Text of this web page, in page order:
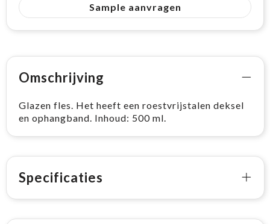
Sample aanvragen
Omschrijving
Glazen fles. Het heeft een roestvrijstalen deksel
en ophangband. Inhoud: 500 ml.
Specificaties